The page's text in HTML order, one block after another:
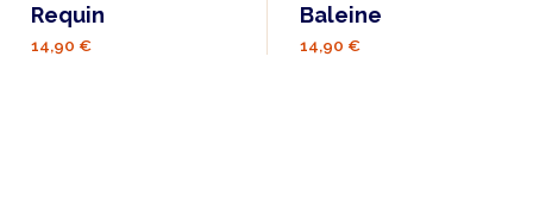
Requin
14,90 €
Baleine
14,90 €